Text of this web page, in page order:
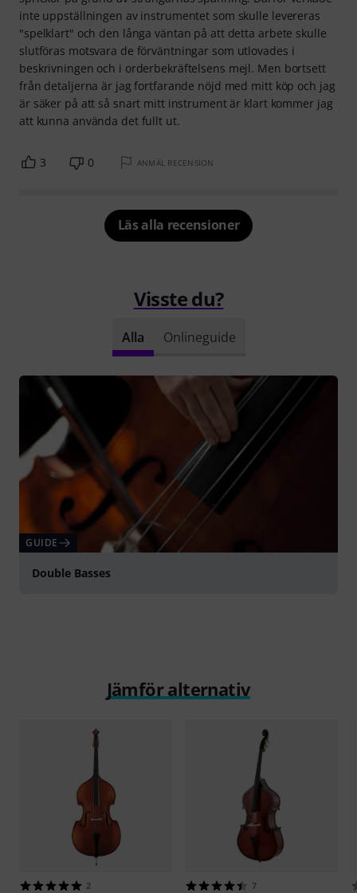
inte uppställningen av instrumentet som skulle levereras
"spelklart" och den långa väntan på att detta arbete skulle
slutföras motsvara de förväntningar som utlovades i
beskrivningen och i orderbekräftelsens mejl. Men bortsett
från detaljerna är jag fortfarande nöjd med mitt köp och jag
är säker på att så snart mitt instrument är klart kommer jag
att kunna använda det fullt ut.
3 0 ANMÄL RECENSION
Läs alla recensioner
Visste du?
Alla Onlineguide
GUIDE
Double Basses
Jämför alternativ
2 7